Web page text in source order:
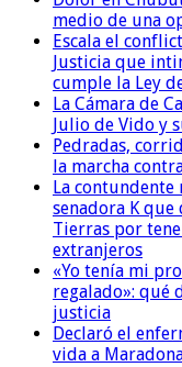
medio de una
Escala el
Justicia que
cumple la Ley
La Cámara de
Julio de Vido y
Pedradas,
la marcha
La contundente
senadora K
Tierras por
extranjeros
«Yo tenía mi
regalado»: qué
justicia
Declaró el
vida a